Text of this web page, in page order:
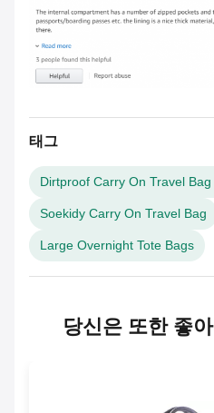
태그
Dirtproof Carry On Travel
Soekidy Carry On Travel Bag
Large Overnight Tote Bags
당신은 또한 좋